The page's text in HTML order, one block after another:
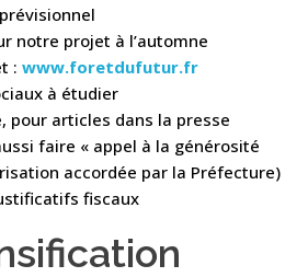
notre projet à l’automne
: www.foretdufutur.fr
à étudier
pour articles dans la presse
faire « appel à la générosité
accordée par la Préfecture)
fiscaux